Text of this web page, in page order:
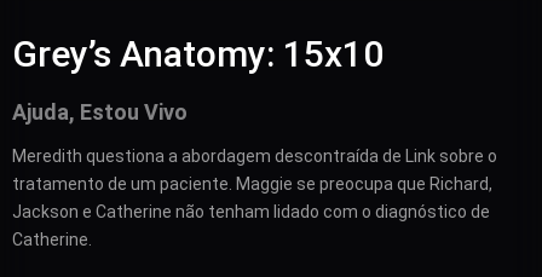
Grey’s Anatomy: 15x10
Ajuda, Estou Vivo
Meredith questiona a abordagem descontraída de Link sobre o
tratamento de um paciente. Maggie se preocupa que Richard,
Jackson e Catherine não tenham lidado com o diagnóstico de
Catherine.